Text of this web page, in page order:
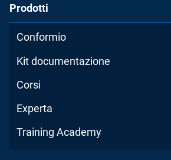
Prodotti
Conformio
Kit documentazione
Corsi
Experta
Training Academy